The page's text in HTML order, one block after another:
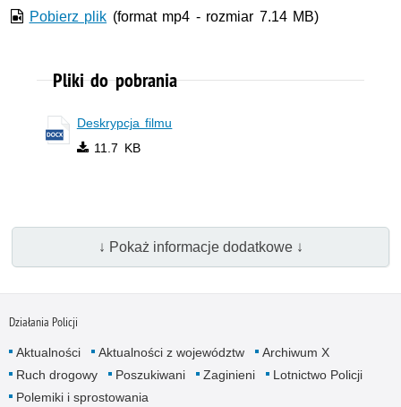
Pobierz plik (format mp4 - rozmiar 7.14 MB)
Pliki do pobrania
Deskrypcja filmu
11.7 KB
↓ Pokaż informacje dodatkowe ↓
Działania Policji
Aktualności Aktualności z województw
Archiwum X
Ruch drogowy
Poszukiwani Zaginieni
Lotnictwo Policji
Polemiki i sprostowania